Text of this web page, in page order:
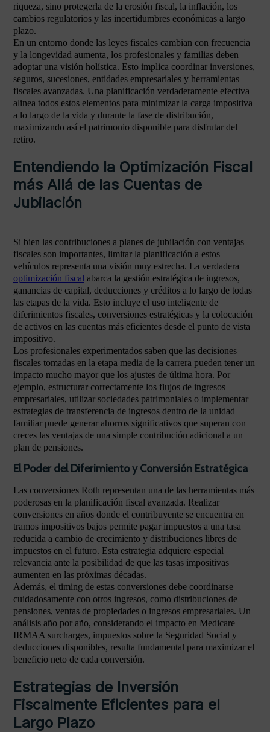
riqueza, sino protegerla de la erosión fiscal, la inflación, los
cambios regulatorios y las incertidumbres económicas a largo
plazo.
En un entorno donde las leyes fiscales cambian con frecuencia
y la longevidad aumenta, los profesionales y familias deben
adoptar una visión holística. Esto implica coordinar inversiones,
seguros, sucesiones, entidades empresariales y herramientas
fiscales avanzadas. Una planificación verdaderamente efectiva
alinea todos estos elementos para minimizar la carga impositiva
a lo largo de la vida y durante la fase de distribución,
maximizando así el patrimonio disponible para disfrutar del
retiro.
Entendiendo la Optimización Fiscal
más Allá de las Cuentas de
Jubilación
Si bien las contribuciones a planes de jubilación con ventajas
fiscales son importantes, limitar la planificación a estos
vehículos representa una visión muy estrecha. La verdadera
optimización fiscal abarca la gestión estratégica de ingresos,
ganancias de capital, deducciones y créditos a lo largo de todas
las etapas de la vida. Esto incluye el uso inteligente de
diferimientos fiscales, conversiones estratégicas y la colocación
de activos en las cuentas más eficientes desde el punto de vista
impositivo.
Los profesionales experimentados saben que las decisiones
fiscales tomadas en la etapa media de la carrera pueden tener un
impacto mucho mayor que los ajustes de última hora. Por
ejemplo, estructurar correctamente los flujos de ingresos
empresariales, utilizar sociedades patrimoniales o implementar
estrategias de transferencia de ingresos dentro de la unidad
familiar puede generar ahorros significativos que superan con
creces las ventajas de una simple contribución adicional a un
plan de pensiones.
El Poder del Diferimiento y Conversión Estratégica
Las conversiones Roth representan una de las herramientas más
poderosas en la planificación fiscal avanzada. Realizar
conversiones en años donde el contribuyente se encuentra en
tramos impositivos bajos permite pagar impuestos a una tasa
reducida a cambio de crecimiento y distribuciones libres de
impuestos en el futuro. Esta estrategia adquiere especial
relevancia ante la posibilidad de que las tasas impositivas
aumenten en las próximas décadas.
Además, el timing de estas conversiones debe coordinarse
cuidadosamente con otros ingresos, como distribuciones de
pensiones, ventas de propiedades o ingresos empresariales. Un
análisis año por año, considerando el impacto en Medicare
IRMAA surcharges, impuestos sobre la Seguridad Social y
deducciones disponibles, resulta fundamental para maximizar el
beneficio neto de cada conversión.
Estrategias de Inversión
Fiscalmente Eficientes para el
Largo Plazo